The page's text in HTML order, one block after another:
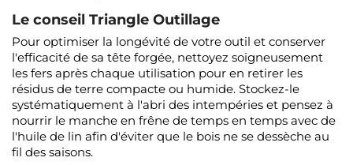
Le conseil Triangle Outillage
Pour optimiser la longévité de votre outil et conserver
l'efficacité de sa tête forgée, nettoyez soigneusement
les fers après chaque utilisation pour en retirer les
résidus de terre compacte ou humide. Stockez-le
systématiquement à l'abri des intempéries et pensez à
nourrir le manche en frêne de temps en temps avec de
l'huile de lin afin d'éviter que le bois ne se dessèche au
fil des saisons.